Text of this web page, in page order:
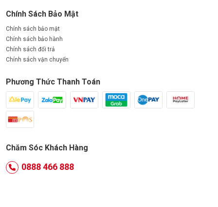
Chính Sách Bảo Mật
Chính sách bảo mật
Chính sách bảo hành
Chính sách đổi trả
Chính sách vận chuyển
Phương Thức Thanh Toán
Chăm Sóc Khách Hàng
0888 466 888